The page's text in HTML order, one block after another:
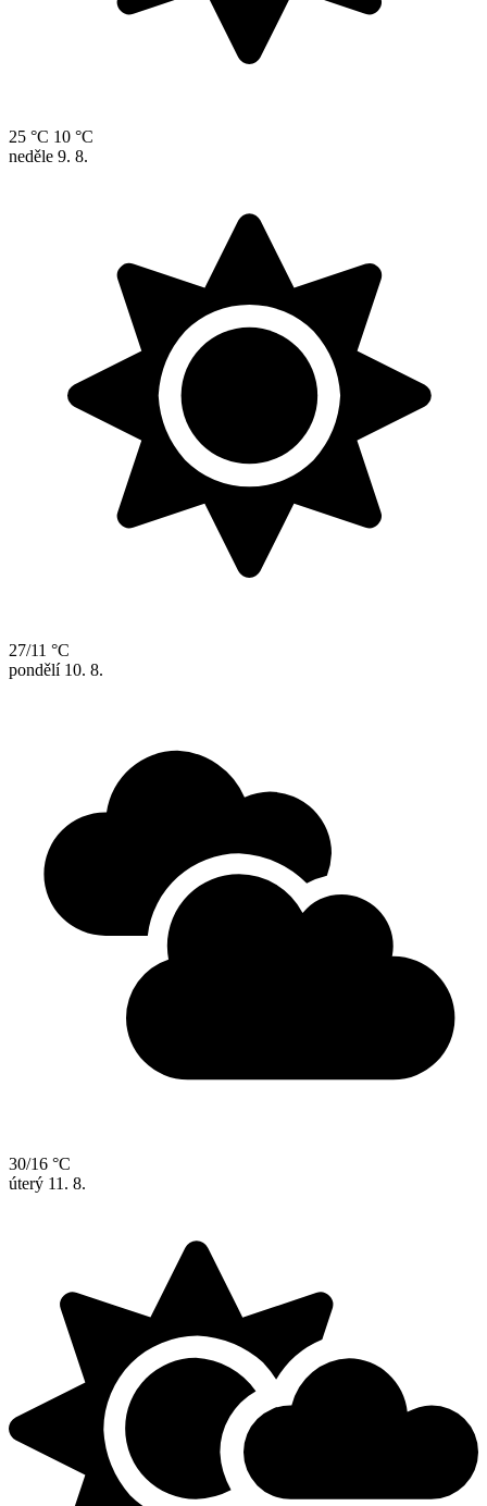
25 °C 10 °C
neděle 9. 8.
27/11 °C
pondělí 10. 8.
30/16 °C
úterý 11. 8.